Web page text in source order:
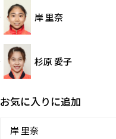
岸 里奈
杉原 愛子
お気に入りに追加
岸 里奈